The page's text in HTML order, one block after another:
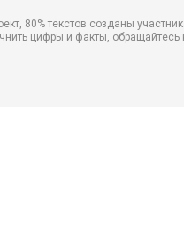
80% текстов созданы
цифры и факты,